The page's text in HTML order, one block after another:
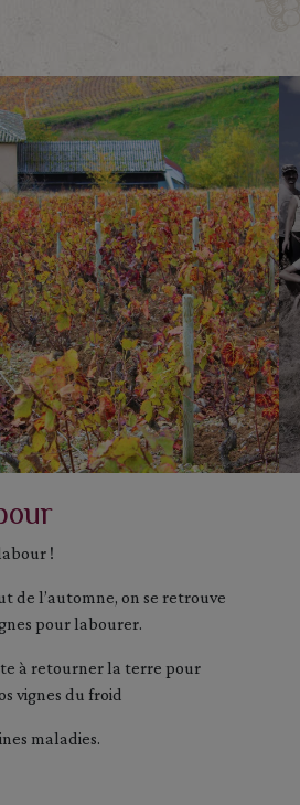
!
de l’automne, on se retrouve
pour labourer.
à retourner la terre pour
vignes du froid
maladies.